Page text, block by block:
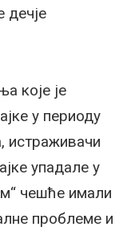
дечје
које је
у периоду
истраживачи
упадале у
чешће имали
проблеме и